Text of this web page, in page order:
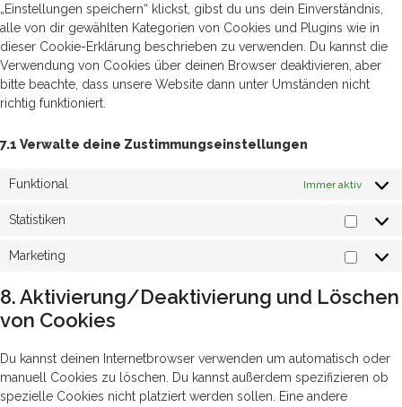
„Einstellungen speichern“ klickst, gibst du uns dein Einverständnis,
alle von dir gewählten Kategorien von Cookies und Plugins wie in
dieser Cookie-Erklärung beschrieben zu verwenden. Du kannst die
Verwendung von Cookies über deinen Browser deaktivieren, aber
bitte beachte, dass unsere Website dann unter Umständen nicht
richtig funktioniert.
7.1 Verwalte deine Zustimmungseinstellungen
Funktional Immer aktiv
Statistiken
Marketing
8. Aktivierung/Deaktivierung und Löschen
von Cookies
Du kannst deinen Internetbrowser verwenden um automatisch oder
manuell Cookies zu löschen. Du kannst außerdem spezifizieren ob
spezielle Cookies nicht platziert werden sollen. Eine andere